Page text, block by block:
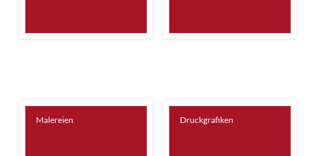
Malereien Druckgrafiken